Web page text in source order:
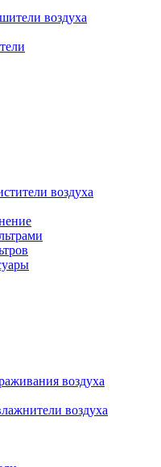
воздуха
воздуха
воздуха
воздуха